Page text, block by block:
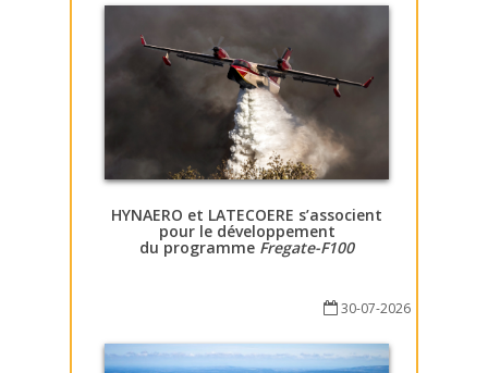
HYNAERO et LATECOERE s’associent
pour le développement
du programme Fregate-F100
30-07-2026